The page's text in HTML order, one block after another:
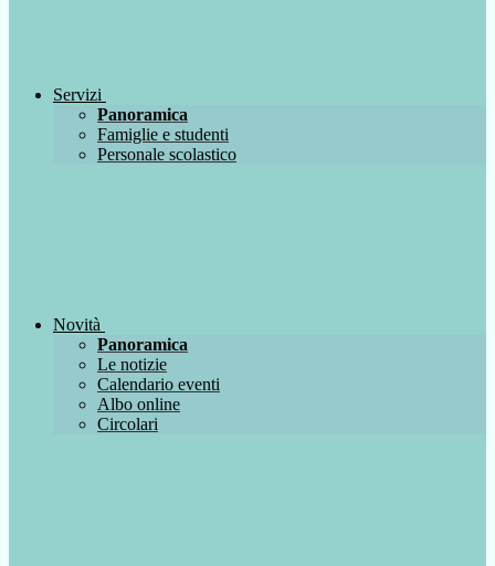
Servizi
Panoramica
Famiglie e studenti
Personale scolastico
Novità
Panoramica
Le notizie
Calendario eventi
Albo online
Circolari